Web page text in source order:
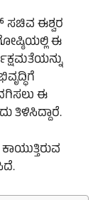
ಸಚಿವ ಈಶ್ವರ
ಈ
ಈ
ತಿಳಿಸಿದ್ದಾರೆ.